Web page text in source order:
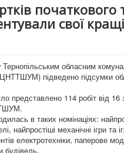
свої
Тернопільським обласним
підведено підсумки
представлено 114 робіт від
в таких номінаціях:
найпростіші механічні ігри
електротехніки, паперове
будівель.